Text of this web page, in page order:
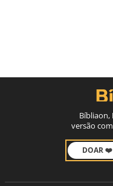
Bíbliaon,
versão
DOAR ❤️